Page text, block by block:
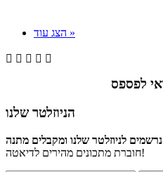
הצג עוד »
    
הניוזלטר שלנו
נרשמים לניוזלטר שלנו ומקבלים מתנה
חוברת מתכונים מהירים לדיאטה!